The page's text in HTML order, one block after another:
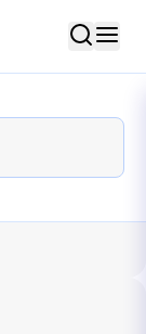
Søk